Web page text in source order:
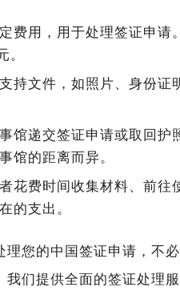
费用，用于处理签证申请
。
持文件，如照片、身份证
馆递交签证申请或取回护
馆的距离而异。
花费时间收集材料、前往
的支出。
您的中国签证申请，不
们提供全面的签证处理